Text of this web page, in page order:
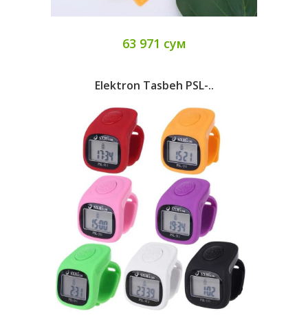
63 971 сум
Elektron Tasbeh PSL-..